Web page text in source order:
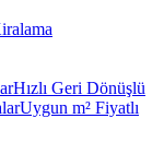
Hızlı Geri Dönüşlü
Uygun m² Fiyatlı